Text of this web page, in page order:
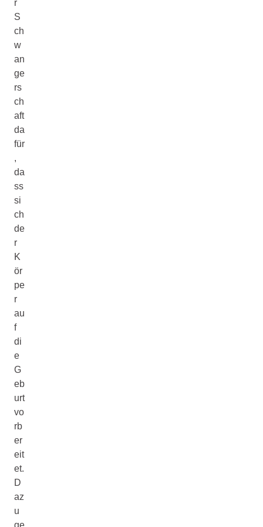
r
S
ch
w
an
ge
rs
ch
aft
da
für
,
da
ss
si
ch
de
r
K
ör
pe
r
au
f
di
e
G
eb
urt
vo
rb
er
eit
et.
D
az
u
ge